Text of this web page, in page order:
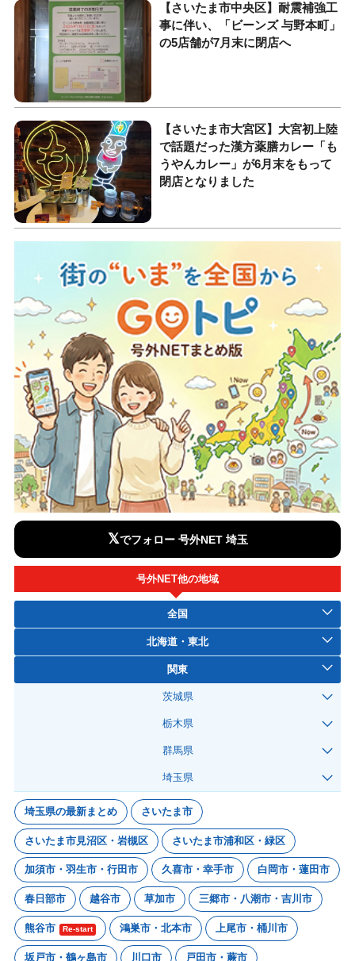
【さいたま市中央区】耐震補強工
事に伴い、「ビーンズ 与野本町」
の5店舗が7月末に閉店へ
【さいたま市大宮区】大宮初上陸
で話題だった漢方薬膳カレー「も
うやんカレー」が6月末をもって
閉店となりました
𝕏でフォロー 号外NET 埼玉
号外NET他の地域
全国
北海道・東北
関東
茨城県
栃木県
群馬県
埼玉県
埼玉県の最新まとめ さいたま市
さいたま市見沼区・岩槻区 さいたま市浦和区・緑区
加須市・羽生市・行田市 久喜市・幸手市 白岡市・蓮田市
春日部市 越谷市 草加市 三郷市・八潮市・吉川市
熊谷市 Re-start 鴻巣市・北本市 上尾市・桶川市
坂戸市・鶴ヶ島市 川口市 戸田市・蕨市